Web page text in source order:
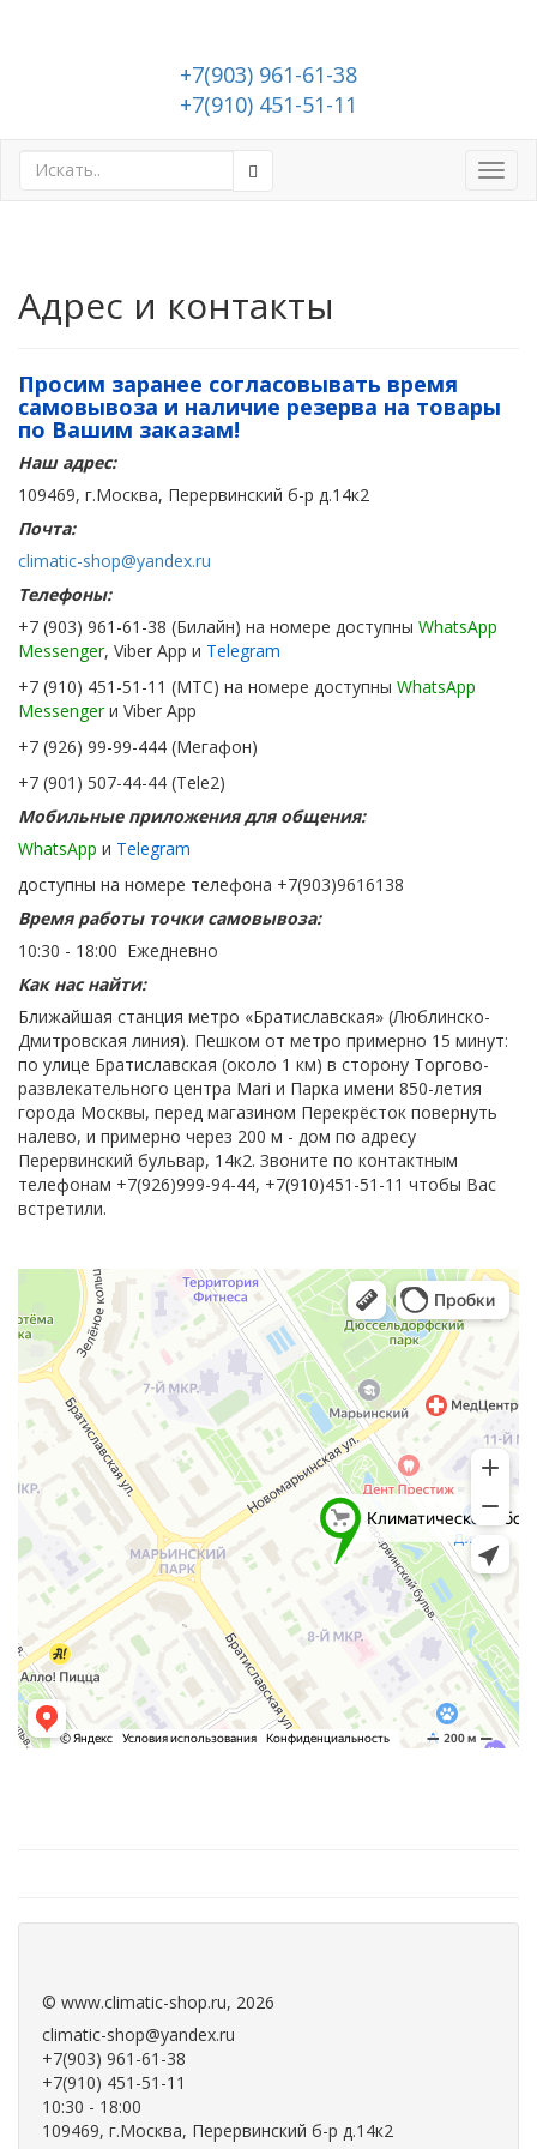
+7(903) 961-61-38
+7(910) 451-51-11
Адрес и контакты
Просим заранее согласовывать время
самовывоза и наличие резерва на товары
по Вашим заказам!
Наш адрес:
109469, г.Москва, Перервинский б-р д.14к2
Почта:
climatic-shop@yandex.ru
Телефоны:
+7 (903) 961-61-38 (Билайн) на номере доступны WhatsApp
Messenger, Viber App и Telegram
+7 (910) 451-51-11 (МТС) на номере доступны WhatsApp
Messengerи Viber App
+7 (926) 99-99-444 (Мегафон)
+7 (901) 507-44-44 (Tele2)
Мобильные приложения для общения:
WhatsApp и Telegram
доступны на номере телефона +7(903)9616138
Время работы точки самовывоза:
10:30 - 18:00 Ежедневно
Как нас найти:
Ближайшая станция метро «Братиславская» (Люблинско-
Дмитровская линия). Пешком от метро примерно 15 минут:
по улице Братиславская (около 1 км) в сторону Торгово-
развлекательного центра Mari и Парка имени 850-летия
города Москвы, перед магазином Перекрёсток повернуть
налево, и примерно через 200 м - дом по адресу
Перервинский бульвар, 14к2. Звоните по контактным
телефонам +7(926)999-94-44, +7(910)451-51-11 чтобы Вас
встретили.
© www.climatic-shop.ru, 2026
climatic-shop@yandex.ru
+7(903) 961-61-38
+7(910) 451-51-11
10:30 - 18:00
109469, г.Москва, Перервинский б-р д.14к2